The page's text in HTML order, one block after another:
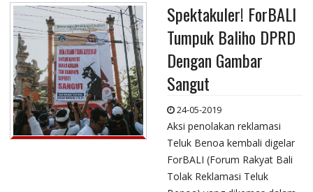
Spektakuler! ForBALI
Tumpuk Baliho DPRD
Dengan Gambar
Sangut
24-05-2019
Aksi penolakan reklamasi
Teluk Benoa kembali digelar
ForBALI (Forum Rakyat Bali
Tolak Reklamasi Teluk